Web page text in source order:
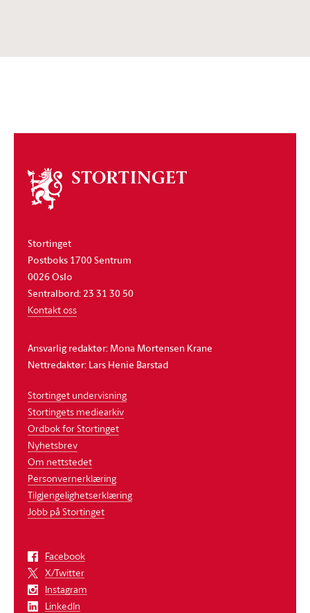
Om
stortinget
Stortinget
Postboks 1700 Sentrum
0026 Oslo
Sentralbord: 23 31 30 50
Kontakt oss
Ansvarlig redaktør: Mona Mortensen Krane
Nettredaktør: Lars Henie Barstad
Stortinget undervisning
Stortingets mediearkiv
Ordbok for Stortinget
Nyhetsbrev
Om nettstedet
Personvernerklæring
Tilgjengelighetserklæring
Jobb på Stortinget
Facebook
X/Twitter
Instagram
LinkedIn